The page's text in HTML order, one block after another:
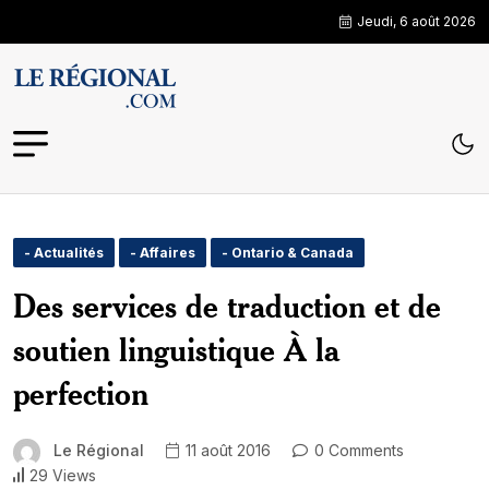
Jeudi, 6 août 2026
- Actualités - Affaires - Ontario & Canada
Des services de traduction et de
soutien linguistique À la
perfection
Le Régional 11 août 2016
0 Comments
29 Views